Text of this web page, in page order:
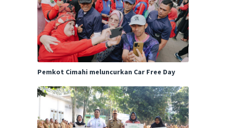
Pemkot Cimahi meluncurkan Car Free Day